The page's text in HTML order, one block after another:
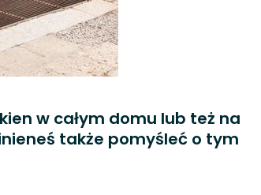
w całym domu lub też na
także pomyśleć o tym